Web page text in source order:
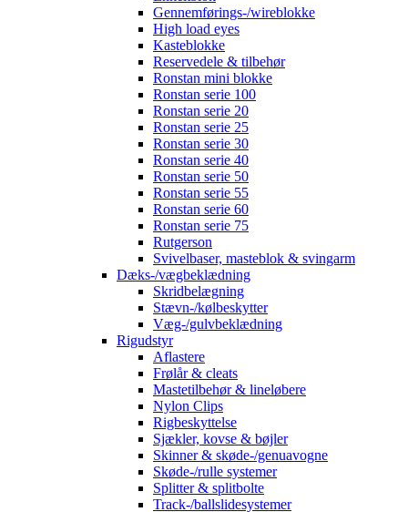
Gennemførings-/wireblokke
High load eyes
Kasteblokke
Reservedele & tilbehør
Ronstan mini blokke
Ronstan serie 100
Ronstan serie 20
Ronstan serie 25
Ronstan serie 30
Ronstan serie 40
Ronstan serie 50
Ronstan serie 55
Ronstan serie 60
Ronstan serie 75
Rutgerson
Svivelbaser, masteblok & svingarm
Dæks-/vægbeklædning
Skridbelægning
Stævn-/kølbeskytter
Væg-/gulvbeklædning
Rigudstyr
Aflastere
Frølår & cleats
Mastetilbehør & lineløbere
Nylon Clips
Rigbeskyttelse
Sjækler, kovse & bøjler
Skinner & skøde-/genuavogne
Skøde-/rulle systemer
Splitter & splitbolte
Track-/ballslidesystemer